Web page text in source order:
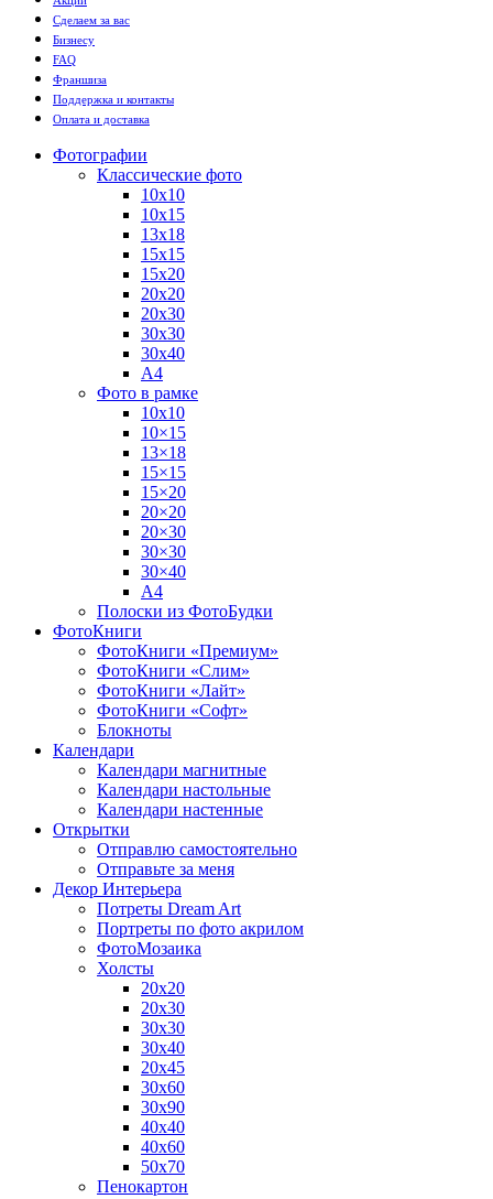
Сделаем за вас
Бизнесу
FAQ
Франшиза
Поддержка и контакты
Оплата и доставка
Фотографии
Классические фото
10х10
10х15
13х18
15х15
15х20
20х20
20х30
30х30
30х40
А4
Фото в рамке
10х10
10×15
13×18
15×15
15×20
20×20
20×30
30×30
30×40
A4
Полоски из ФотоБудки
ФотоКниги
ФотоКниги «Премиум»
ФотоКниги «Слим»
ФотоКниги «Лайт»
ФотоКниги «Софт»
Блокноты
Календари
Календари магнитные
Календари настольные
Календари настенные
Открытки
Отправлю самостоятельно
Отправьте за меня
Декор Интерьера
Потреты Dream Art
Портреты по фото акрилом
ФотоМозаика
Холсты
20х20
20х30
30х30
30х40
20х45
30х60
30х90
40х40
40х60
50х70
Пенокартон